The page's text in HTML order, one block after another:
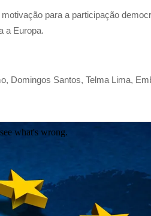
para a participação
a Europa.
Domingos Santos, Telma Lima,